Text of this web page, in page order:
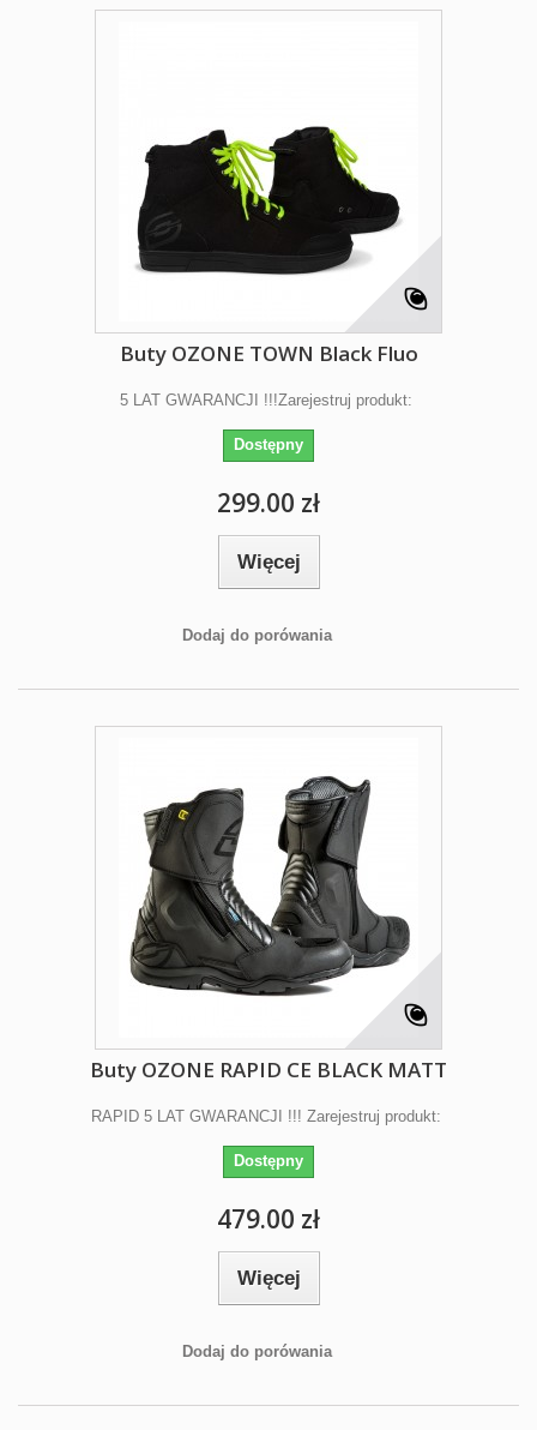
Buty OZONE TOWN Black Fluo
5 LAT GWARANCJI !!!Zarejestruj produkt:
Dostępny
299.00 zł
Więcej
Dodaj do porówania
Buty OZONE RAPID CE BLACK MATT
RAPID 5 LAT GWARANCJI !!! Zarejestruj produkt:
Dostępny
479.00 zł
Więcej
Dodaj do porówania